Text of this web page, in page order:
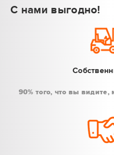
С нами выгодно!
90% того, что вы видите,